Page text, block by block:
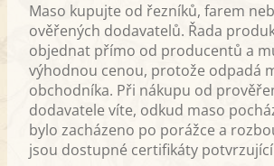
Maso kupujte od řezníků, farem
ověřených dodavatelů. Řada
objednat přímo od producentů a
výhodnou cenou, protože odpadá
obchodníka. Při nákupu od
dodavatele víte, odkud maso
bylo zacházeno po porážce a
jsou dostupné certifikáty